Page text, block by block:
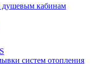
кабинам
систем отопления